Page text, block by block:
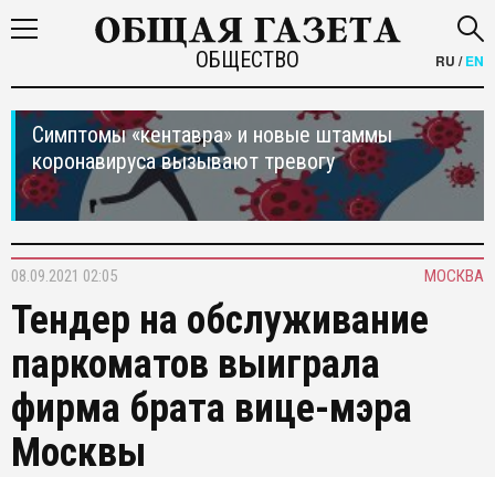
ОБЩЕСТВО RU /EN
Симптомы «кентавра» и новые штаммы
коронавируса вызывают тревогу
МОСКВА
08.09.2021 02:05
Тендер на обслуживание
паркоматов выиграла
фирма брата вице-мэра
Москвы